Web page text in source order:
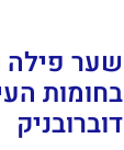
בחומות
דוברובניק